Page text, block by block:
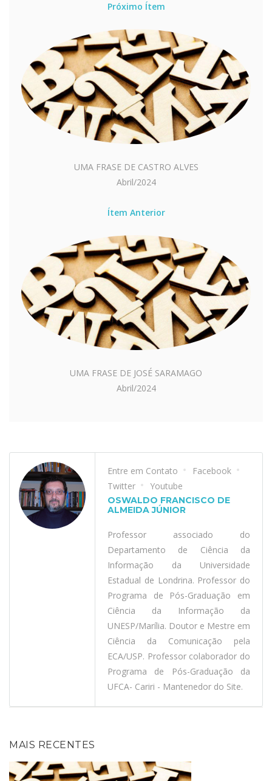
Próximo Ítem
UMA FRASE DE CASTRO ALVES
Abril/2024
Ítem Anterior
UMA FRASE DE JOSÉ SARAMAGO
Abril/2024
Entre em Contato
Facebook
Twitter
Youtube
OSWALDO FRANCISCO DE
ALMEIDA JÚNIOR
Professor associado do
Departamento de Ciência da
Informação da Universidade
Estadual de Londrina. Professor do
Programa de Pós-Graduação em
Ciência da Informação da
UNESP/Marília. Doutor e Mestre em
Ciência da Comunicação pela
ECA/USP. Professor colaborador do
Programa de Pós-Graduação da
UFCA- Cariri - Mantenedor do Site.
MAIS RECENTES